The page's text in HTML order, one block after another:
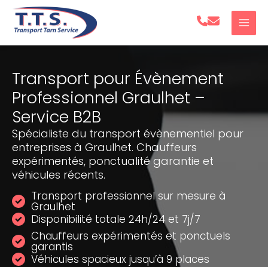
Aller
Transport pour Évènement
Professionnel Graulhet –
Service B2B
Spécialiste du transport évènementiel pour
entreprises à Graulhet. Chauffeurs
expérimentés, ponctualité garantie et
véhicules récents.
Transport professionnel sur mesure à
Graulhet
Disponibilité totale 24h/24 et 7j/7
Chauffeurs expérimentés et ponctuels
garantis
Véhicules spacieux jusqu’à 9 places